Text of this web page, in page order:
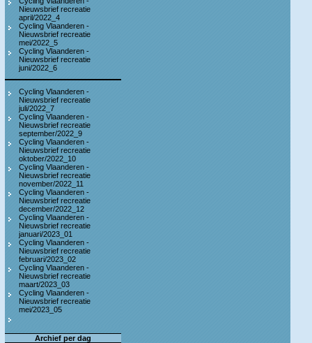
Nieuwsbrief recreatie
april/2022_4
Cycling Vlaanderen -
Nieuwsbrief recreatie
mei/2022_5
Cycling Vlaanderen -
Nieuwsbrief recreatie
juni/2022_6
Cycling Vlaanderen -
Nieuwsbrief recreatie
juli/2022_7
Cycling Vlaanderen -
Nieuwsbrief recreatie
september/2022_9
Cycling Vlaanderen -
Nieuwsbrief recreatie
oktober/2022_10
Cycling Vlaanderen -
Nieuwsbrief recreatie
november/2022_11
Cycling Vlaanderen -
Nieuwsbrief recreatie
december/2022_12
Cycling Vlaanderen -
Nieuwsbrief recreatie
januari/2023_01
Cycling Vlaanderen -
Nieuwsbrief recreatie
februari/2023_02
Cycling Vlaanderen -
Nieuwsbrief recreatie
maart/2023_03
Cycling Vlaanderen -
Nieuwsbrief recreatie
mei/2023_05
Archief per dag